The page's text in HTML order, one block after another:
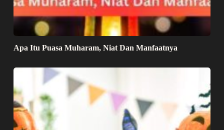
Apa Itu Puasa Muharam, Niat Dan Manfaatnya